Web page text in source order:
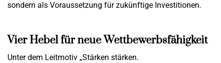
sondern als Voraussetzung für zukünftige Investitionen.
Vier Hebel für neue Wettbewerbsfähigkeit
Unter dem Leitmotiv „Stärken stärken.